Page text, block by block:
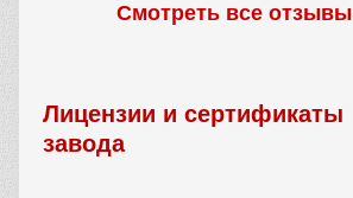
Смотреть все отзывы
Лицензии и сертификаты
завода